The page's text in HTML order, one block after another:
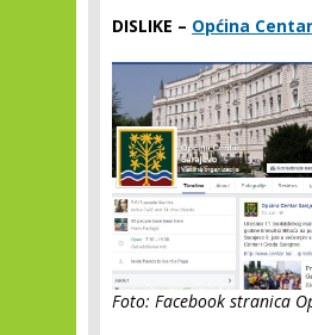
DISLIKE – Općina
Foto: Facebook stranica